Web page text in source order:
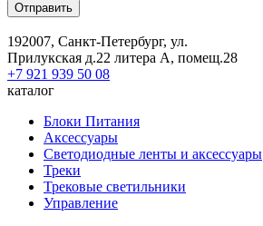
Отправить
192007, Санкт-Петербург, ул.
Прилукская д.22 литера А, помещ.28
+7 921 939 50 08
каталог
Блоки Питания
Аксессуары
Светодиодные ленты и аксессуары
Треки
Трековые светильники
Управление